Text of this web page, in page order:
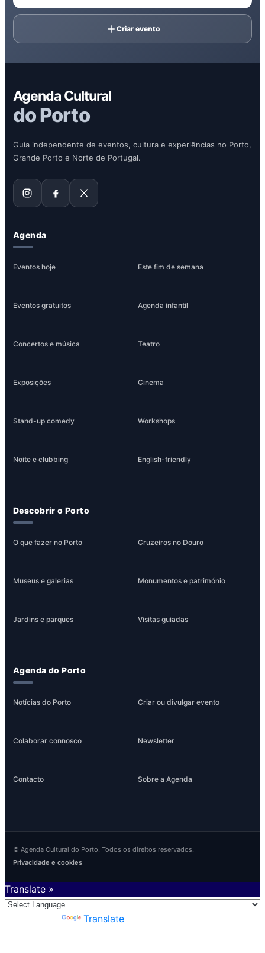
Criar evento
Agenda Cultural
do Porto
Guia independente de eventos, cultura e experiências no Porto,
Grande Porto e Norte de Portugal.
Agenda
Eventos hoje Este fim de semana
Eventos gratuitos Agenda infantil
Concertos e música Teatro
Exposições Cinema
Stand-up comedy Workshops
Noite e clubbing English-friendly
Descobrir o Porto
O que fazer no Porto Cruzeiros no Douro
Museus e galerias Monumentos e património
Jardins e parques Visitas guiadas
Agenda do Porto
Notícias do Porto Criar ou divulgar evento
Colaborar connosco Newsletter
Contacto Sobre a Agenda
© Agenda Cultural do Porto. Todos os direitos reservados.
Privacidade e cookies
Translate »
Translate